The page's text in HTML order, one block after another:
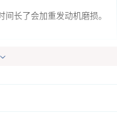
长了会加重发动机磨损。